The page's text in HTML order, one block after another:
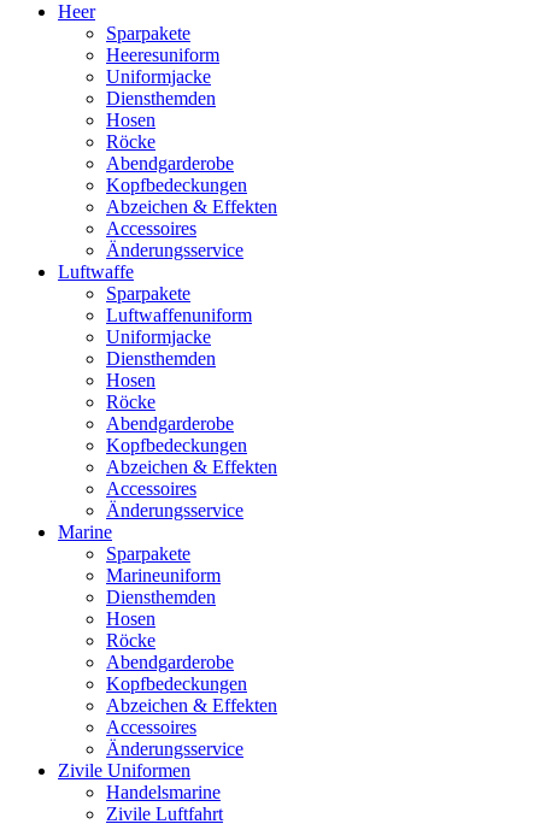
Heer
Sparpakete
Heeresuniform
Uniformjacke
Diensthemden
Hosen
Röcke
Abendgarderobe
Kopfbedeckungen
Abzeichen & Effekten
Accessoires
Änderungsservice
Luftwaffe
Sparpakete
Luftwaffenuniform
Uniformjacke
Diensthemden
Hosen
Röcke
Abendgarderobe
Kopfbedeckungen
Abzeichen & Effekten
Accessoires
Änderungsservice
Marine
Sparpakete
Marineuniform
Diensthemden
Hosen
Röcke
Abendgarderobe
Kopfbedeckungen
Abzeichen & Effekten
Accessoires
Änderungsservice
Zivile Uniformen
Handelsmarine
Zivile Luftfahrt